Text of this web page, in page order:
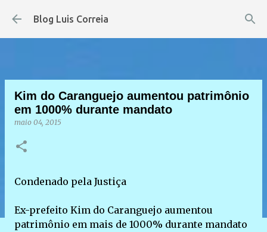
Pular para o conteúdo principal
Blog Luis Correia
Kim do Caranguejo aumentou patrimônio
em 1000% durante mandato
maio 04, 2015
Condenado pela Justiça
Ex-prefeito Kim do Caranguejo aumentou
patrimônio em mais de 1000% durante mandato